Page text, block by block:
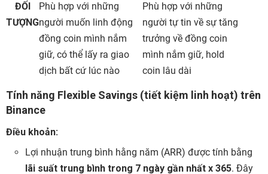
ĐỐI
TƯỢNG
Phù hợp với những
người muốn linh động
đồng coin mình nắm
giữ, có thể lấy ra giao
dịch bất cứ lúc nào
Phù hợp với những
người tự tin về sự tăng
trưởng về đồng coin
mình nắm giữ, hold
coin lâu dài
Tính năng Flexible Savings (tiết kiệm linh hoạt) trên
Binance
Điều khoản:
Lợi nhuận trung bình hằng năm (ARR) được tính bằng
lãi suất trung bình trong 7 ngày gần nhất x 365. Đây